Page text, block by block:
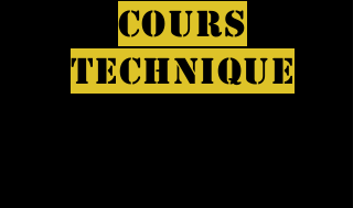
COURS
TECHNIQUE